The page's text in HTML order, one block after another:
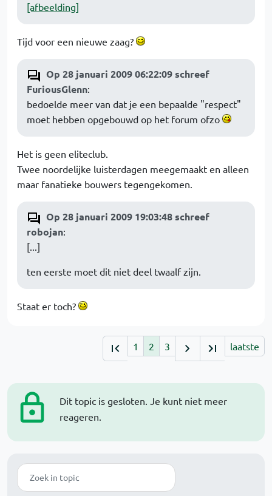
Dit topic is gesloten. Je kunt niet meer
reageren.
Zoek
[afbeelding]
Tijd voor een nieuwe zaag?
Op 28 januari 2009 06:22:09 schreef
FuriousGlenn:
bedoelde meer van dat je een bepaalde "respect"
moet hebben opgebouwd op het forum ofzo
Het is geen eliteclub.
Twee noordelijke luisterdagen meegemaakt en alleen
maar fanatieke bouwers tegengekomen.
Op 28 januari 2009 19:03:48 schreef
robojan:
[...]
ten eerste moet dit niet deel twaalf zijn.
Staat er toch?
1 2 3 laatste